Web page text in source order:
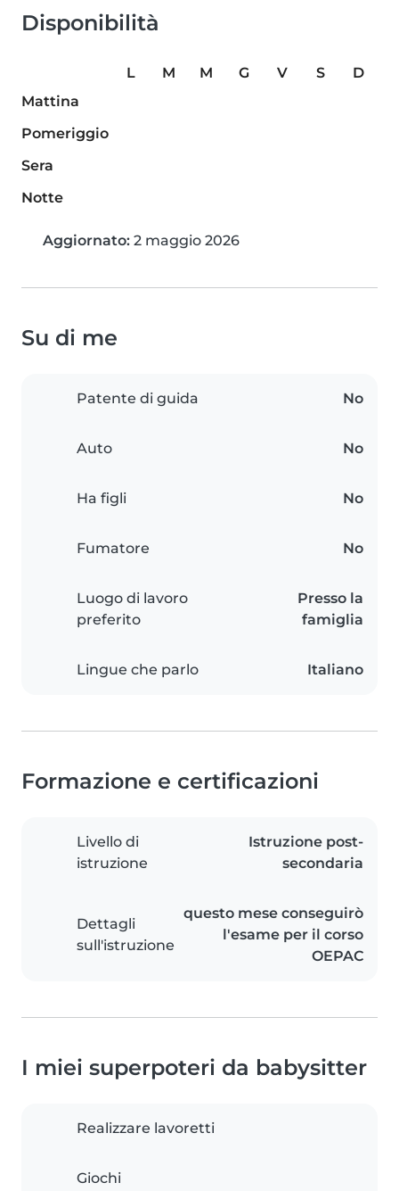
Disponibilità
L M M G V S
D
Mattina
Pomeriggio
Sera
Notte
Aggiornato: 2 maggio 2026
Su di me
Patente di guida No
Auto No
Ha figli No
Fumatore No
Luogo di lavoro
preferito
Presso la
famiglia
Lingue che parlo Italiano
Formazione e certificazioni
Livello di
istruzione
Istruzione post-
secondaria
Dettagli
sull'istruzione
questo mese conseguirò
l'esame per il corso
OEPAC
I miei superpoteri da babysitter
Realizzare lavoretti
Giochi